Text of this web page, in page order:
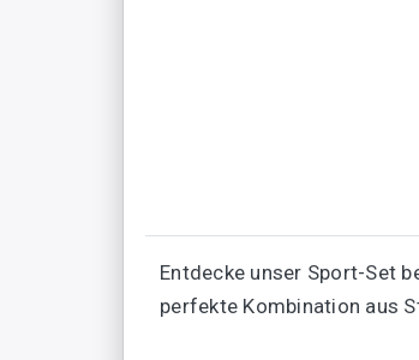
Entdecke unser Sport-Set
perfekte Kombination aus